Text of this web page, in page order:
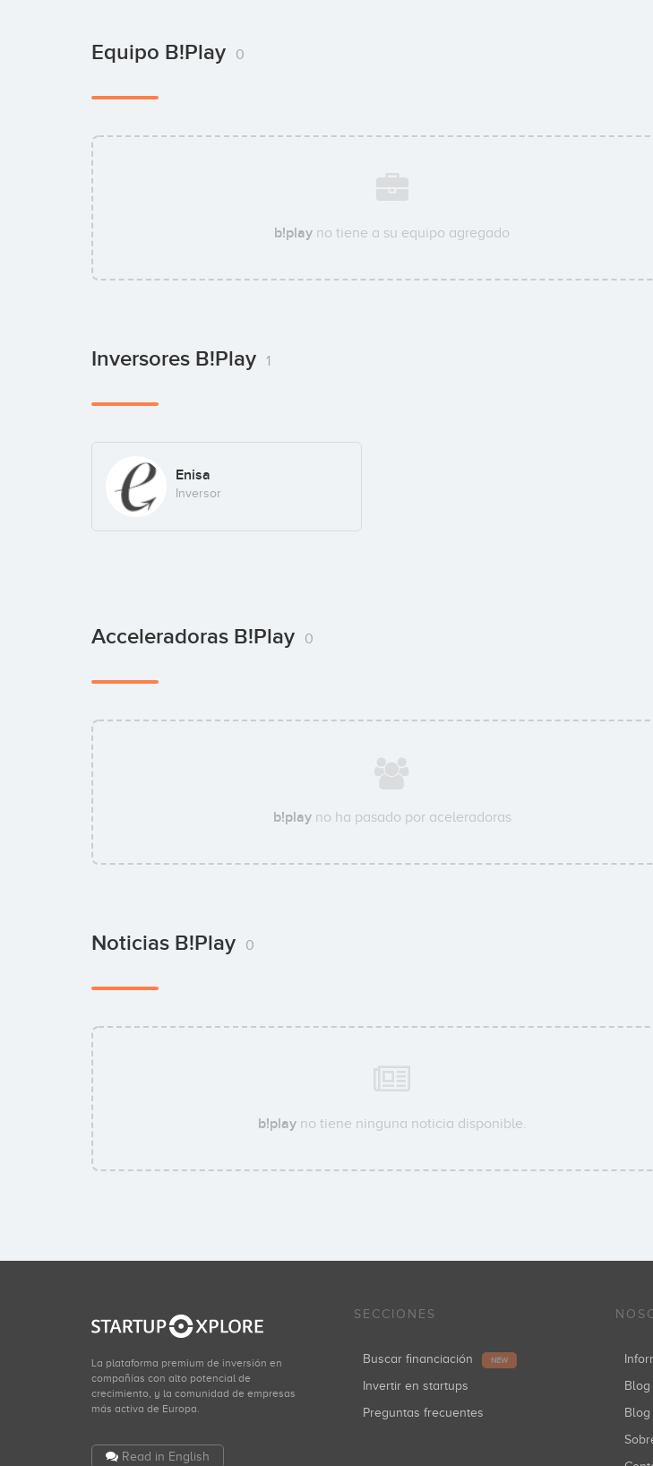
Equipo B!play 0
b!play no tiene a su equipo agregado
Inversores B!play 1
Enisa
Inversor
Acceleradoras B!play 0
b!playno ha pasado por aceleradoras
Noticias B!play 0
b!playno tiene ninguna noticia disponible.
La plataforma premium de inversión en
compañías con alto potencial de
crecimiento, y la comunidad de empresas
más activa de Europa.
Read in English
SECCIONES
Buscar financiación NEW
Invertir en startups
Preguntas frecuentes